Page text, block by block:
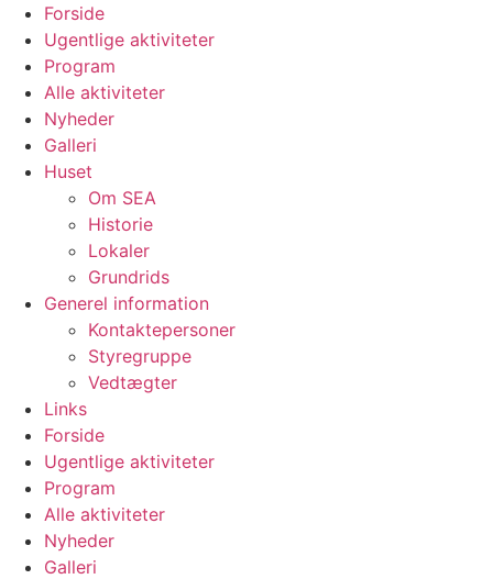
Videre
indhold
Forside
Ugentlige aktiviteter
Program
Alle aktiviteter
Nyheder
Galleri
Huset
Om SEA
Historie
Lokaler
Grundrids
Generel information
Kontaktepersoner
Styregruppe
Vedtægter
Links
Forside
Ugentlige aktiviteter
Program
Alle aktiviteter
Nyheder
Galleri